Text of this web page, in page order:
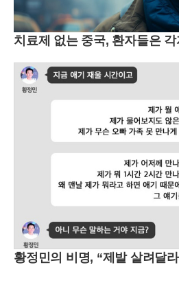
치료제 없는 중국, 환자들은
황정민의 비명, “제발 살려달